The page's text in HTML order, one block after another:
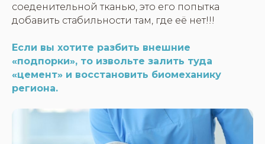
соеденительной тканью, это его попытка
добавить стабильности там, где её нет!!!
Если вы хотите разбить внешние
«подпорки», то извольте залить туда
«цемент» и восстановить биомеханику
региона.